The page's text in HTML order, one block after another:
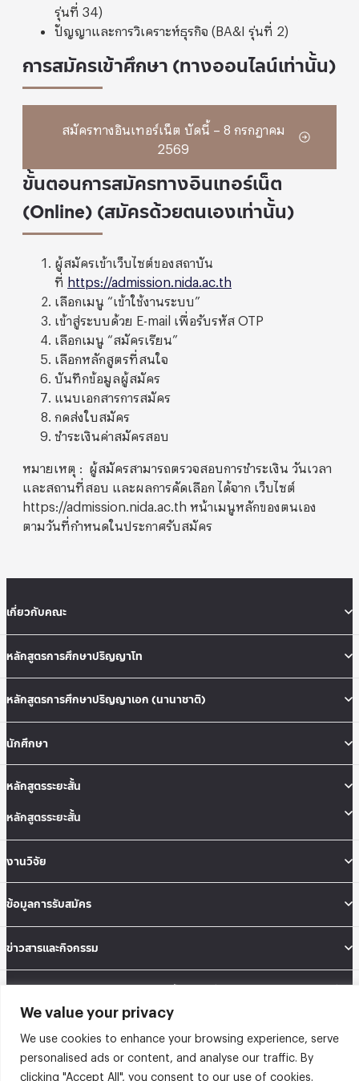
We value your privacy
We use cookies to enhance your browsing experience, serve
personalised ads or content, and analyse our traffic. By
clicking "Accept All", you consent to our use of cookies.
รุ่นที่ 34)
ปัญญาและการวิเคราะห์ธุรกิจ (BA&I รุ่นที่ 2)
การสมัครเข้าศึกษา (ทางออนไลน์เท่านั้น)
สมัครทางอินเทอร์เน็ต บัดนี้ – 8 กรกฎาคม
2569
ขั้นตอนการสมัครทางอินเทอร์เน็ต
(Online) (สมัครด้วยตนเองเท่านั้น)
ผู้สมัครเข้าเว็บไซต์ของสถาบัน
ที่ https://admission.nida.ac.th
เลือกเมนู “เข้าใช้งานระบบ”
เข้าสู่ระบบด้วย E-mail เพื่อรับรหัส OTP
เลือกเมนู “สมัครเรียน”
เลือกหลักสูตรที่สนใจ
บันทึกข้อมูลผู้สมัคร
แนบเอกสารการสมัคร
กดส่งใบสมัคร
ชำระเงินค่าสมัครสอบ
หมายเหตุ : ผู้สมัครสามารถตรวจสอบการชำระเงิน วันเวลา
และสถานที่สอบ และผลการคัดเลือก ได้จาก เว็บไซต์
https://admission.nida.ac.th หน้าเมนูหลักของตนเอง
ตามวันที่กำหนดในประกาศรับสมัคร
เกี่ยวกับคณะ
หลักสูตรการศึกษาปริญญาโท
หลักสูตรการศึกษาปริญญาเอก (นานาชาติ)
นักศึกษา
หลักสูตรระยะสั้น
หลักสูตรระยะสั้น
งานวิจัย
ข้อมูลการรับสมัคร
ข่าวสารและกิจกรรม
เขตบางกะปิ กรุงเทพมหานคร 10240
Tel: 02-727-3035-40
Fax: 02-374-4061